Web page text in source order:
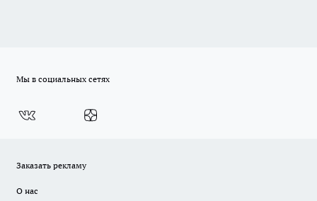
Мы в социальных сетях
Заказать рекламу
О нас